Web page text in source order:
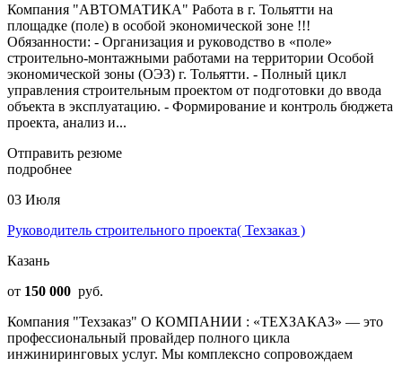
Компания "АВТОМАТИКА" Работа в г. Тольятти на
площадке (поле) в особой экономической зоне !!!
Обязанности: - Организация и руководство в «поле»
строительно-монтажными работами на территории Особой
экономической зоны (ОЭЗ) г. Тольятти. - Полный цикл
управления строительным проектом от подготовки до ввода
объекта в эксплуатацию. - Формирование и контроль бюджета
проекта, анализ и...
Отправить резюме
подробнее
03 Июля
Руководитель строительного проекта( Техзаказ )
Казань
от 150 000 руб.
Компания "Техзаказ" О КОМПАНИИ : «ТЕХЗАКАЗ» — это
профессиональный провайдер полного цикла
инжиниринговых услуг. Мы комплексно сопровождаем